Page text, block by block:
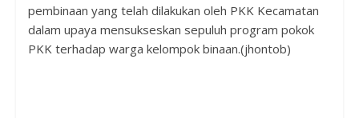
pembinaan yang telah dilakukan oleh PKK Kecamatan
dalam upaya mensukseskan sepuluh program pokok
PKK terhadap warga kelompok binaan.(jhontob)